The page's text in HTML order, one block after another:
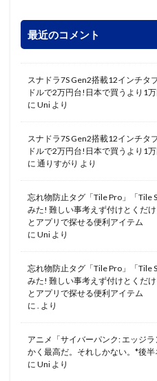
最近のコメント
スナドラ7S Gen2搭載12インチタ
ドルで2万円台!日本で買うより1
に Uni より
スナドラ7S Gen2搭載12インチタ
ドルで2万円台!日本で買うより1
に 通りすがり より
忘れ物防止タグ「Tile Pro」「Tile
みた! 難しい事考えず付けとくだ
とアプリで探せる便利アイテム
に Uni より
忘れ物防止タグ「Tile Pro」「Tile
みた! 難しい事考えず付けとくだ
とアプリで探せる便利アイテム
に . より
アニメ「サイバーパンク: エッジ
かく最高だ。それしかない。*後半
に Uni より